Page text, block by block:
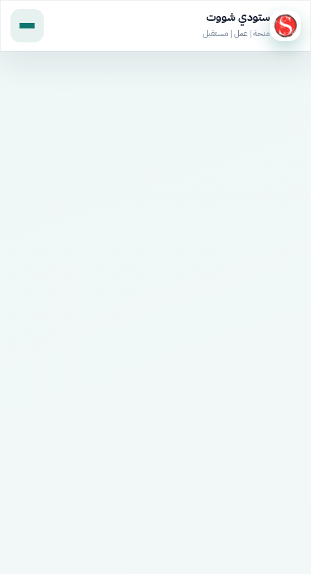
ستودي شووت
منحة | عمل | مستقبل